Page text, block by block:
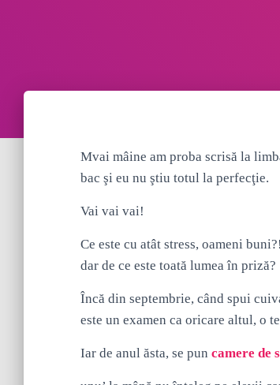
Mvai mâine am proba scrisă la
bac şi eu nu ştiu totul la perfecţie.
Vai vai vai!
Ce este cu atât stress, oameni
dar de ce este toată lumea în priză?
Încă din septembrie, când spui
este un examen ca oricare altul, o
Iar de anul ăsta, se pun camere de